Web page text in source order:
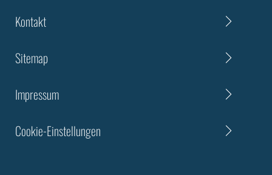
Kontakt
Sitemap
Impressum
Cookie-Einstellungen